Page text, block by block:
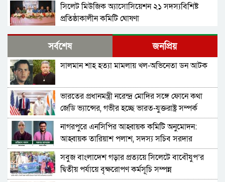
সিলেট মিউজিক অ্যাসোসিয়েশন ২১ সদস্যবিশিষ্ট
প্রতিষ্ঠাকালীন কমিটি ঘোষণা
বাঘা পৌরসভায় রাস্তা ও ড্রেনের কাজের ভিত্তিপ্রস্তর
স্থাপন করলেন-এমপি চাঁদ
নিরাপত্তার নিশ্চয়তা পেলে ‘দেশে ফিরতে প্রস্তুত’ সাকিব,
চট্টগ্রামে সাবেক শিক্ষামন্ত্রী নওফেলের বাসভবনে আগুন
বগুড়ায় ও সিলেটে দুই ঘণ্টার ব্যবধানে সড়ক দুর্ঘটনায়
শিশুসহ প্রাণ গেল ১৫ জনের
ঢাকায় বাসভবনে অগ্নিকাণ্ড, স্ত্রীসহ হাসপাতালে ভর্তি
পাকিস্তান হাইকমিশনার
সর্বশেষ জনপ্রিয়
সালমান শাহ হত্যা মামলায় খল-অভিনেতা ডন আটক
ভারতের প্রধানমন্ত্রী নরেন্দ্র মোদির সঙ্গে ফোনে কথা
জেডি ভ্যান্সের, গভীর হচ্ছে ভারত-যুক্তরাষ্ট্র সম্পর্ক
নাগরপুরে এনসিপির আহ্বায়ক কমিটি অনুমোদন:
আহ্বায়ক তারিয়াশ পলাশ, সদস্য সচিব সরদার
আশরাফ
সবুজ বাংলাদেশ গড়ার প্রত্যয়ে সিলেটে বাবৌযুপ’র
দ্বিতীয় পর্যায়ে বৃক্ষরোপণ কর্মসূচি সম্পন্ন